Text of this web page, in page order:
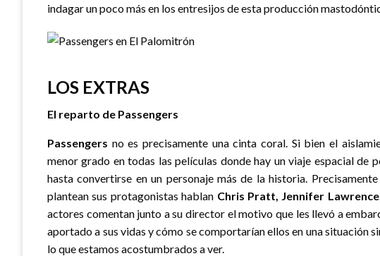
indagar un poco más en los entresijos de esta producción
LOS EXTRAS
El reparto de Passengers
Passengers no es precisamente una cinta coral. Si bien el
menor grado en todas las películas donde hay un viaje espacial de
hasta convertirse en un personaje más de la historia.
plantean sus protagonistas hablan Chris Pratt, Jennifer
actores comentan junto a su director el motivo que les llevó a
aportado a sus vidas y cómo se comportarían ellos en una situación
lo que estamos acostumbrados a ver.